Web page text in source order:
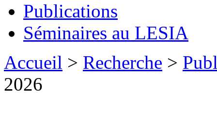
Publications
Séminaires au LESIA
Accueil > Recherche >
2026